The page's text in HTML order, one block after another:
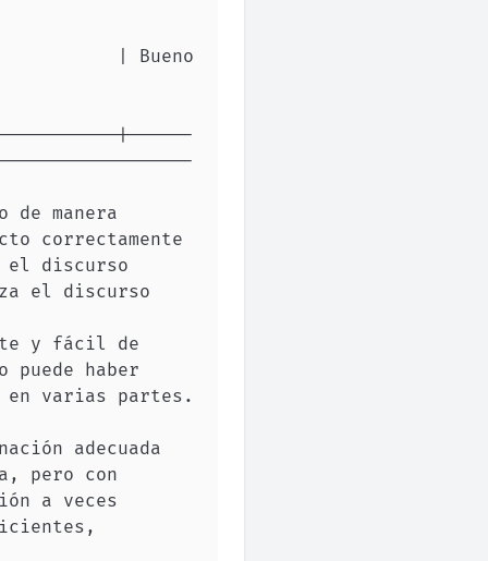
| Bueno
|------
manera
correctamente
el discurso
el discurso
y fácil de
haber
en varias partes.
adecuada
pero con
a veces